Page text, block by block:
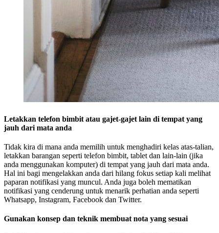
Letakkan telefon bimbit atau gajet-gajet lain di tempat yang
jauh dari mata anda
Tidak kira di mana anda memilih untuk menghadiri kelas atas-talian,
letakkan barangan seperti telefon bimbit, tablet dan lain-lain (jika
anda menggunakan komputer) di tempat yang jauh dari mata anda.
Hal ini bagi mengelakkan anda dari hilang fokus setiap kali melihat
paparan notifikasi yang muncul. Anda juga boleh mematikan
notifikasi yang cenderung untuk menarik perhatian anda seperti
Whatsapp, Instagram, Facebook dan Twitter.
Gunakan konsep dan teknik membuat nota yang sesuai